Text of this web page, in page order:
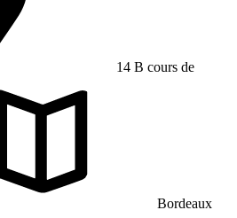
14 B cours de
Bordeaux